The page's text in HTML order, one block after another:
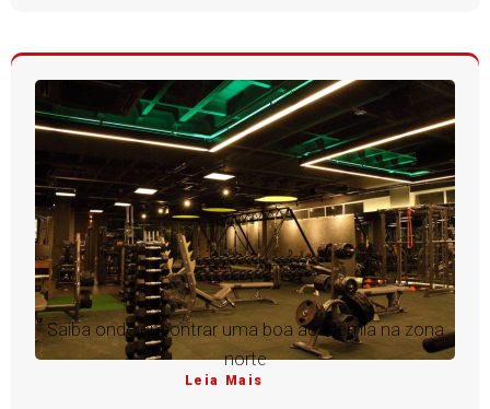
Saiba onde encontrar uma boa academia na zona
norte
Leia Mais